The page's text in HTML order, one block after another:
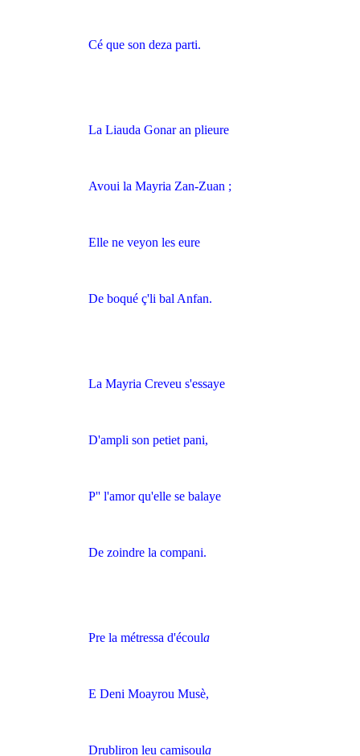
Cé que son deza parti.
La Liauda Gonar an plieure
Avoui la Mayria Zan-Zuan ;
Elle ne veyon les eure
De boqué ç'li bal Anfan.
La Mayria Creveu s'essaye
D'ampli son petiet pani,
P'' l'amor qu'elle se balaye
De zoindre la compani.
Pre la métressa d'écoula
E Deni Moayrou Musè,
Drubliron leu camisoula